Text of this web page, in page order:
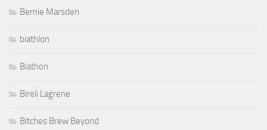
Bernie Marsden
biathlon
Biathon
Bireli Lagrene
Bitches Brew Beyond